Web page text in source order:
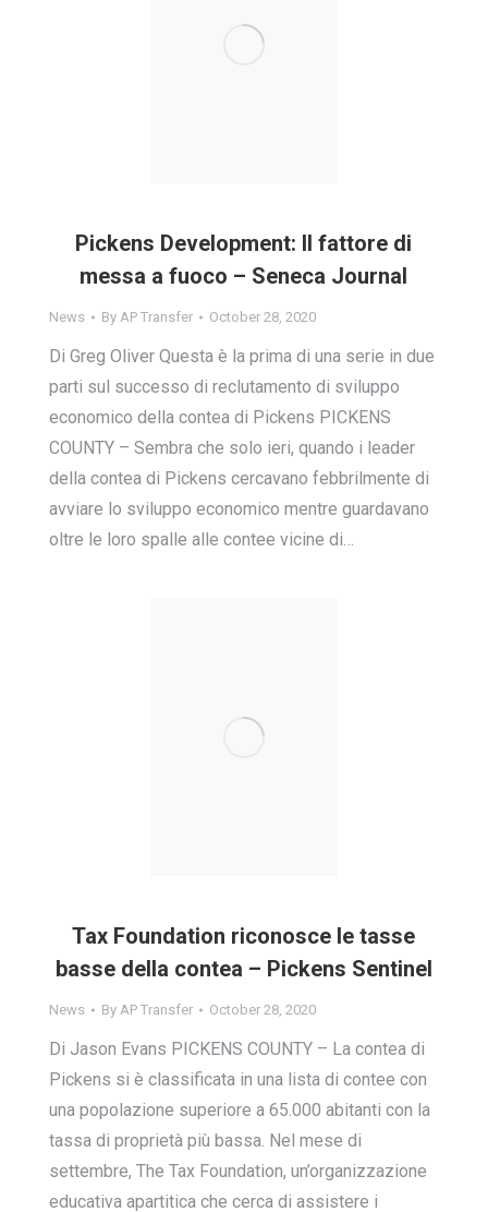
Pickens Development: Il fattore di
messa a fuoco – Seneca Journal
News By AP Transfer October 28, 2020
Di Greg Oliver Questa è la prima di una serie in due
parti sul successo di reclutamento di sviluppo
economico della contea di Pickens PICKENS
COUNTY – Sembra che solo ieri, quando i leader
della contea di Pickens cercavano febbrilmente di
avviare lo sviluppo economico mentre guardavano
oltre le loro spalle alle contee vicine di…
Tax Foundation riconosce le tasse
basse della contea – Pickens Sentinel
News By AP Transfer October 28, 2020
Di Jason Evans PICKENS COUNTY – La contea di
Pickens si è classificata in una lista di contee con
una popolazione superiore a 65.000 abitanti con la
tassa di proprietà più bassa. Nel mese di
settembre, The Tax Foundation, un’organizzazione
educativa apartitica che cerca di assistere i